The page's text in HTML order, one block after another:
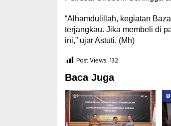
“Alhamdulillah, kegiatan
terjangkau. Jika membeli di
ini,” ujar Astuti. (Mh)
Post Views: 132
Baca Juga